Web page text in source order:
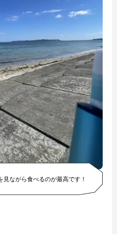
ながら食べるのが最高です！